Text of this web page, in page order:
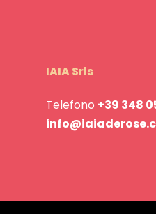
IAIA Srls
Telefono +39 348